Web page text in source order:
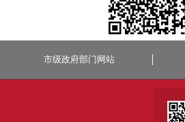
市级政府部门网站